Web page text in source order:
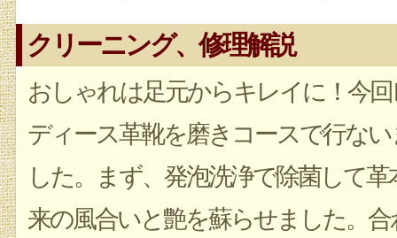
クリーニング、修理解説
おしゃれは足元からキレイに！今
ディース革靴を磨きコースで行ない
した。まず、発泡洗浄で除菌して革
来の風合いと艶を蘇らせました。合